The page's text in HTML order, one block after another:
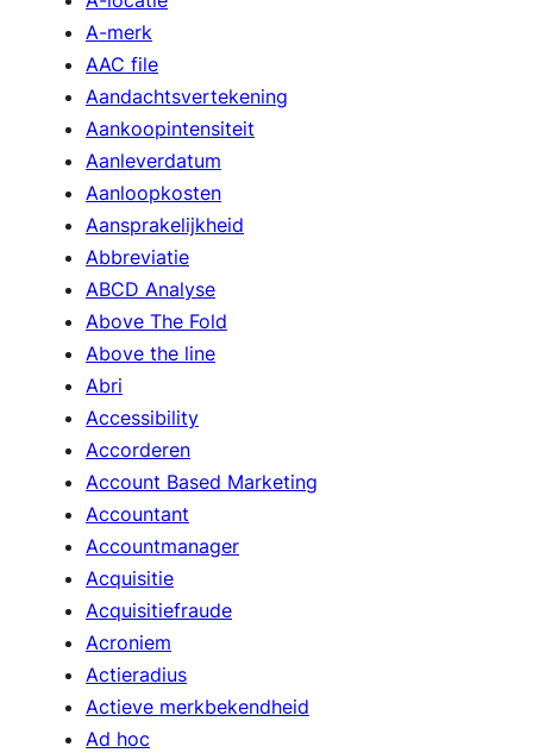
A-merk
AAC file
Aandachtsvertekening
Aankoopintensiteit
Aanleverdatum
Aanloopkosten
Aansprakelijkheid
Abbreviatie
ABCD Analyse
Above The Fold
Above the line
Abri
Accessibility
Accorderen
Account Based Marketing
Accountant
Accountmanager
Acquisitie
Acquisitiefraude
Acroniem
Actieradius
Actieve merkbekendheid
Ad hoc